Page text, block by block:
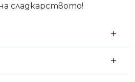
сладкарството!